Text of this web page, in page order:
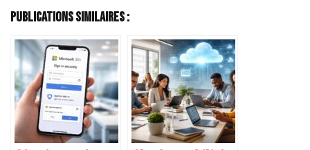
Publications Similaires :